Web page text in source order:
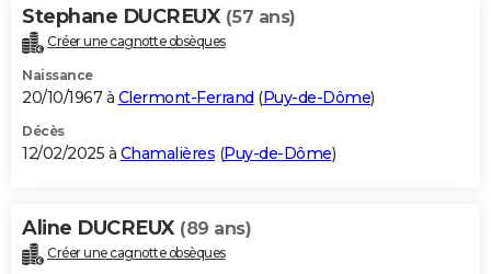
Stephane DUCREUX (57 ans)
Créer une cagnotte obsèques
Naissance
20/10/1967 à Clermont-Ferrand (Puy-de-Dôme)
Décès
12/02/2025 à Chamalières (Puy-de-Dôme)
Aline DUCREUX (89 ans)
Créer une cagnotte obsèques